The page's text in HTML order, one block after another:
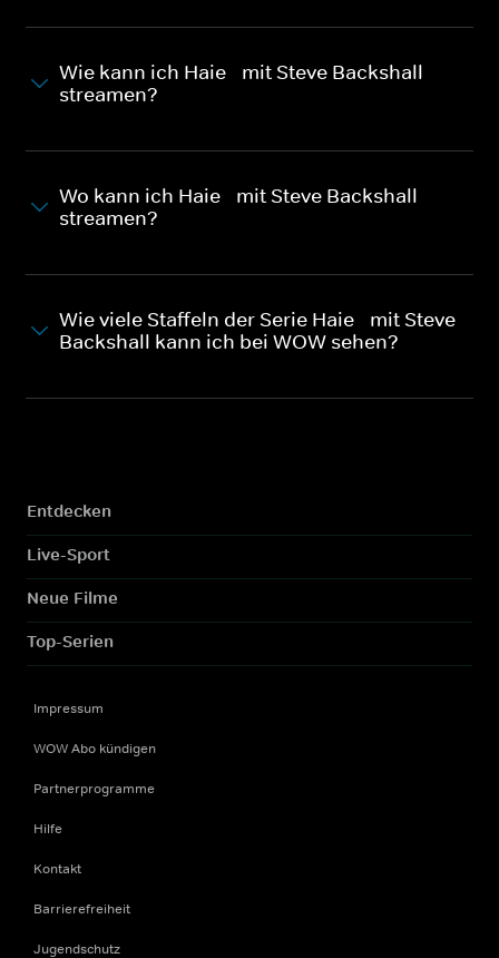
Wie kann ich Haie - mit Steve Backshall
streamen?
Wo kann ich Haie - mit Steve Backshall
streamen?
Wie viele Staffeln der Serie Haie - mit Steve
Backshall kann ich bei WOW sehen?
Entdecken
Live-Sport
Neue Filme
Top-Serien
Impressum
WOW Abo kündigen
Partnerprogramme
Hilfe
Kontakt
Barrierefreiheit
Jugendschutz